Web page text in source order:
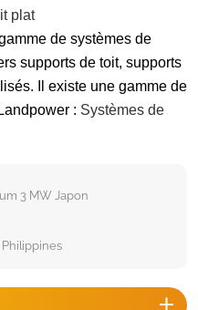
plat
de systèmes de
supports de toit, supports
Il existe une gamme de
: Systèmes de
3 MW Japon